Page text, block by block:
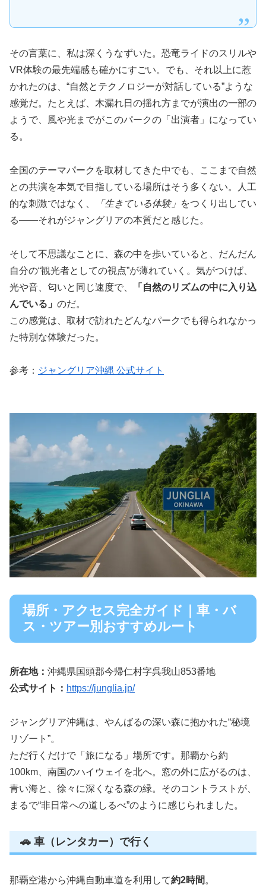
その言葉に、私は深くうなずいた。恐竜ライドのスリルや
VR体験の最先端感も確かにすごい。でも、それ以上に惹
かれたのは、“自然とテクノロジーが対話している”ような
感覚だ。たとえば、木漏れ日の揺れ方までが演出の一部の
ようで、風や光までがこのパークの「出演者」になってい
る。
全国のテーマパークを取材してきた中でも、ここまで自然
との共演を本気で目指している場所はそう多くない。人工
的な刺激ではなく、
「生きている体験」 をつくり出してい
る――それがジャングリアの本質だと感じた。
そして不思議なことに、森の中を歩いていると、だんだん
自分の“観光者としての視点”が薄れていく。気がつけば、
光や音、匂いと同じ速度で、
「自然のリズムの中に入り込
んでいる」 のだ。
この感覚は、取材で訪れたどんなパークでも得られなかっ
た特別な体験だった。
参考： ジャングリア沖縄 公式サイト
場所・アクセス完全ガイド｜車・バ
ス・ツアー別おすすめルート
所在地： 沖縄県国頭郡今帰仁村字呉我山853番地
公式サイト： https://junglia.jp/
ジャングリア沖縄は、やんばるの深い森に抱かれた“秘境
リゾート”。
ただ行くだけで「旅になる」場所です。那覇から約
100km、南国のハイウェイを北へ。窓の外に広がるのは、
青い海と、徐々に深くなる森の緑。そのコントラストが、
まるで“非日常への道しるべ”のように感じられました。
🚗 車（レンタカー）で行く
那覇空港から沖縄自動車道を利用して約2時間。